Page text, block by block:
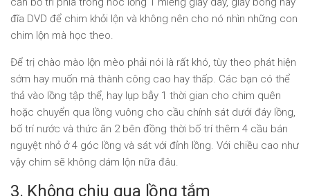
đĩa DVD để chim khỏi lộn và không nên cho nó nhìn những con
chim lộn mà học theo.
Để trị chào mào lộn mèo phải nói là rất khó, tùy theo phát hiện
sớm hay muốn mà thành công cao hay thấp. Các bạn có thể
thả vào lồng tập thể, hay lụp bẫy 1 thời gian cho chim quên
hoặc chuyển qua lồng vuông cho cầu chính sát dưới đáy lồng,
bố trí nước và thức ăn 2 bên đồng thời bố trí thêm 4 cầu bán
nguyệt nhỏ ở 4 góc lồng và sát với đỉnh lồng. Với chiều cao như
vậy chim sẽ không dám lộn nữa đâu.
3. Không chịu qua lồng tắm